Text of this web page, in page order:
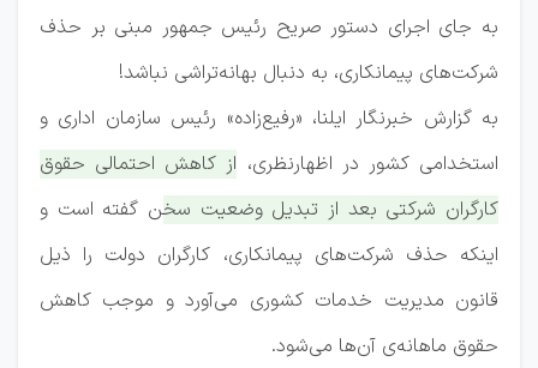
به جای اجرای دستور صریح رئیس جمهور مبنی بر حذف
شرکت‌های پیمانکاری، به دنبال بهانه‌تراشی نباشد!
به گزارش خبرنگار ایلنا، «رفیع‌زاده» رئیس سازمان اداری و
استخدامی کشور در اظهارنظری، از کاهش احتمالی حقوق
کارگران شرکتی بعد از تبدیل وضعیت سخن گفته است و
اینکه حذف شرکت‌های پیمانکاری، کارگران دولت را ذیل
قانون مدیریت خدمات کشوری می‌آورد و موجب کاهش
حقوق ماهانه‌ی آن‌ها می‌شود.